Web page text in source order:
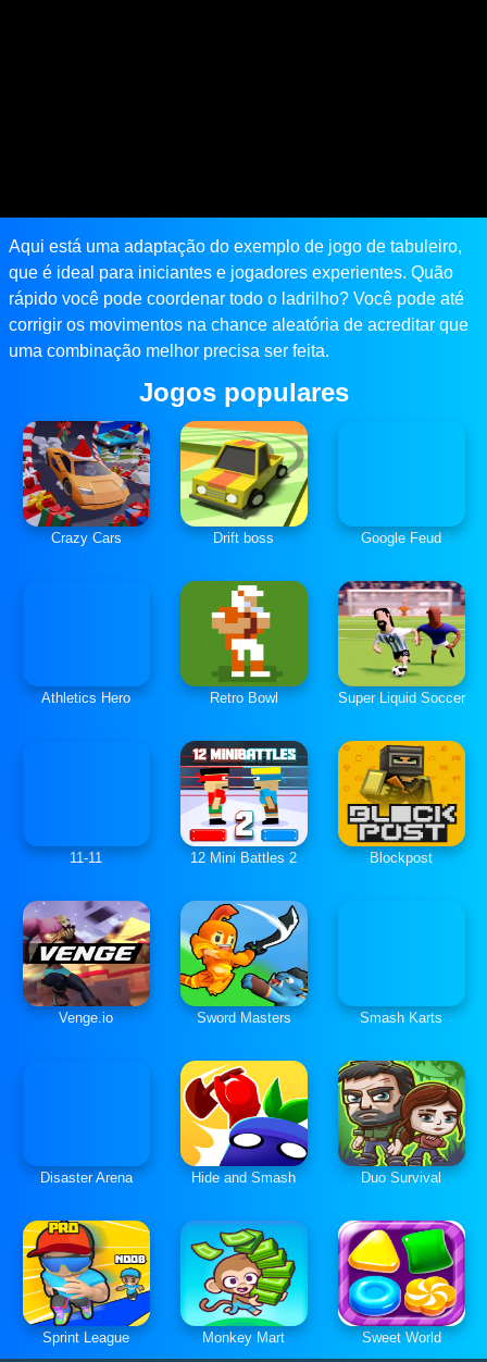
Aqui está uma adaptação do exemplo de jogo de tabuleiro,
que é ideal para iniciantes e jogadores experientes. Quão
rápido você pode coordenar todo o ladrilho? Você pode até
corrigir os movimentos na chance aleatória de acreditar que
uma combinação melhor precisa ser feita.
Jogos populares
Crazy Cars Drift boss Google Feud
Athletics Hero Retro Bowl Super Liquid Soccer
11-11 12 Mini Battles 2 Blockpost
Venge.io Sword Masters Smash Karts
Disaster Arena Hide and Smash Duo Survival
Sprint League Monkey Mart Sweet World